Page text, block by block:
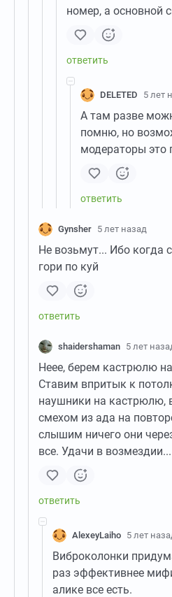
номер, а основной
DELETED 5 лет
А там разве
помню, но
модераторы это
Gynsher 5 лет назад
Не возьмут... Ибо когда
гори по куй
shaidershaman 5 лет
Неее, берем кастрюлю
Ставим впритык к
наушники на кастрюлю,
смехом из ада на
слышим ничего они
все. Удачи в
AlexeyLaiho 5 лет
Виброколонки
раз эффективнее
алике все есть.